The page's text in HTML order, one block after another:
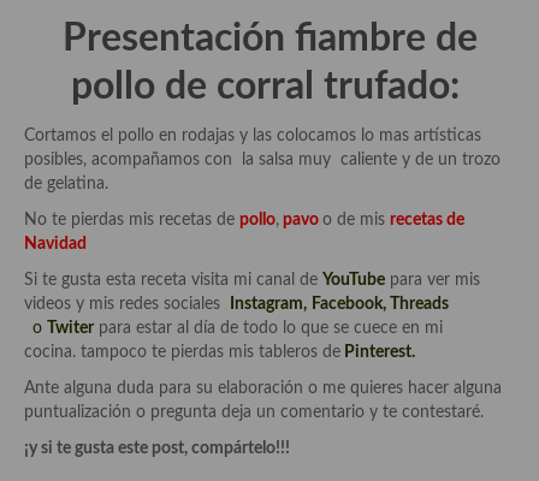
Cocina Azerí (Azerbaiyán)
Cocina de Egipto
Cocina Oriental
Cocina Tailandesa
Cocina Vietnamita
Cocina camboyana
Cocina Coreana
Cocina HIndú
Presentación fiambre de
pollo de corral trufado:
Cortamos el pollo en rodajas y las colocamos lo mas artísticas
posibles, acompañamos con la salsa muy caliente y de un trozo
de gelatina.
No te pierdas mis recetas de pollo, pavo o de mis recetas de
Navidad
Si te gusta esta receta visita mi canal de YouTube para ver mis
videos y mis redes sociales
Instagram, Facebook,
Threads
o
Twiter para estar al día de todo lo que se cuece en mi
cocina. tampoco te pierdas mis tableros de Pinterest.
Ante alguna duda para su elaboración o me quieres hacer alguna
puntualización o pregunta deja un comentario y te contestaré.
¡y si te gusta este post, compártelo!!!